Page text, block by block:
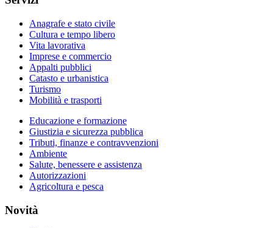
Anagrafe e stato civile
Cultura e tempo libero
Vita lavorativa
Imprese e commercio
Appalti pubblici
Catasto e urbanistica
Turismo
Mobilità e trasporti
Educazione e formazione
Giustizia e sicurezza pubblica
Tributi, finanze e contravvenzioni
Ambiente
Salute, benessere e assistenza
Autorizzazioni
Agricoltura e pesca
Novità